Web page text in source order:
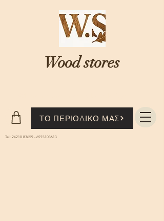
ΤΟ ΠΕΡΙΟΔΙΚΟ ΜΑΣ
Tel: 24210 83659 - 6975103613
Wood stores